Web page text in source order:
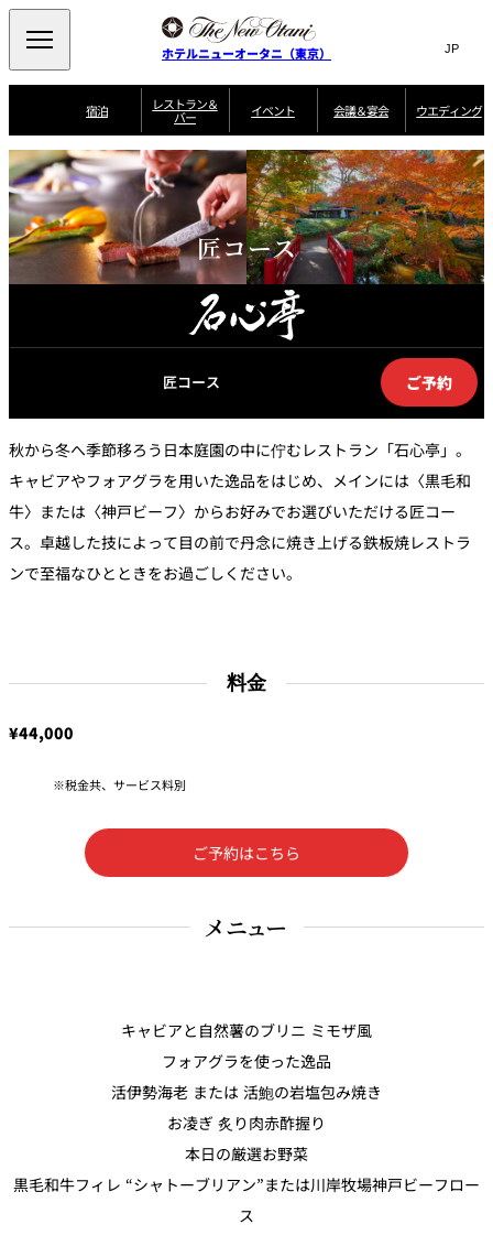
ホテルニューオータニ（東京） Search
サ
ト
内
検
索
窓
を
開
閉
言
切
替
え
メ
ニ
ュ
ー
を
開
閉
JP(日本語)
EN
Select Language▼
宿泊
ゼクティブハ
ウス 禅 ザ・メイン
ニューオータニ・
ガーデンタワー スイートのご案内
客室一覧 宿泊プラン一覧 サービスガイド ルームサービス
宿泊者限定
ディナ ーご優待 誕生日や記念日の
レストラン＆
バー
ご案内
ソムリエ 個室のご案内
ご家族で楽し
む小個室
ビュッフェ
タワーレスト
ラン
ガーデンラウ
スイーツ
SATSUKI ルメ・パリ
西洋料理
トゥールダル
ジャン 東京
トレーダーヴ
ィックス 東京
ベッラ・ヴィ
スタ ガンシップ
オーバカナル
TAIKAN EN＞
リブルーム SEKISHIN-TEI＞
千羽鶴＜
SENBAZURU＞ & BAR NAKAJIMA 紀尾井 なだ万
久兵衛（ザ・ 久兵衛（ガー
＜KYUBEY＞
つきじ鈴富＜
SUZUTOMI＞
イベント 会議＆宴会
会
議
＆
宴
会
宴会場一覧 プラン一覧 MICE
宴会ご予約・お問
合せフォーム
ウエディング
ウ
エ
デ
ィ
ン
グ
ウエディングスタ
イル コンセ
披露宴 料理・
ホテルへのアクセ
匠コース
匠コース ご予約
秋から冬へ季節移ろう日本庭園の中に佇むレストラン「石心亭」。
キャビアやフォアグラを用いた逸品をはじめ、メインには〈黒毛和
牛〉または〈神戸ビーフ〉からお好みでお選びいただける匠コー
ス。卓越した技によって目の前で丹念に焼き上げる鉄板焼レストラ
ンで至福なひとときをお過ごしください。
料金
¥44,000
税金共、サービス料別
ご予約はこちら
メニュー
キャビアと自然薯のブリニ ミモザ風
フォアグラを使った逸品
活伊勢海老 または 活鮑の岩塩包み焼き
お凌ぎ 炙り肉赤酢握り
本日の厳選お野菜
黒毛和牛フィレ “シャトーブリアン”または川岸牧場神戸ビーフロー
ス